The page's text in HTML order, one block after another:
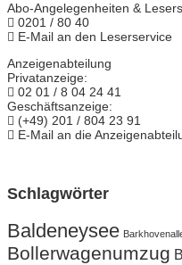
Abo-Angelegenheiten &
0201 / 80 40
E-Mail an den Leserservice
Anzeigenabteilung
Privatanzeige:
02 01 / 8 04 24 41
Geschäftsanzeige:
(+49) 201 / 804 23 91
E-Mail an die
Schlagwörter
Baldeneysee
Bollerwagenumzug